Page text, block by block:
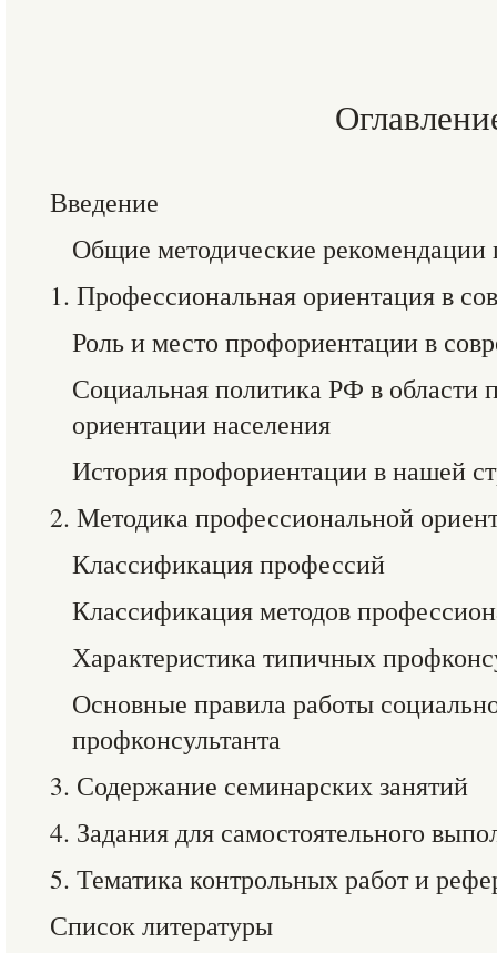
Введение
Общие методические рекомендации
1. Профессиональная ориентация в
Роль и место профориентации в
Социальная политика РФ в области
ориентации населения
История профориентации в нашей
2. Методика профессиональной
Классификация профессий
Классификация методов
Характеристика типичных
Основные правила работы
профконсультанта
3. Содержание семинарских занятий
4. Задания для самостоятельного
5. Тематика контрольных работ и
Список литературы